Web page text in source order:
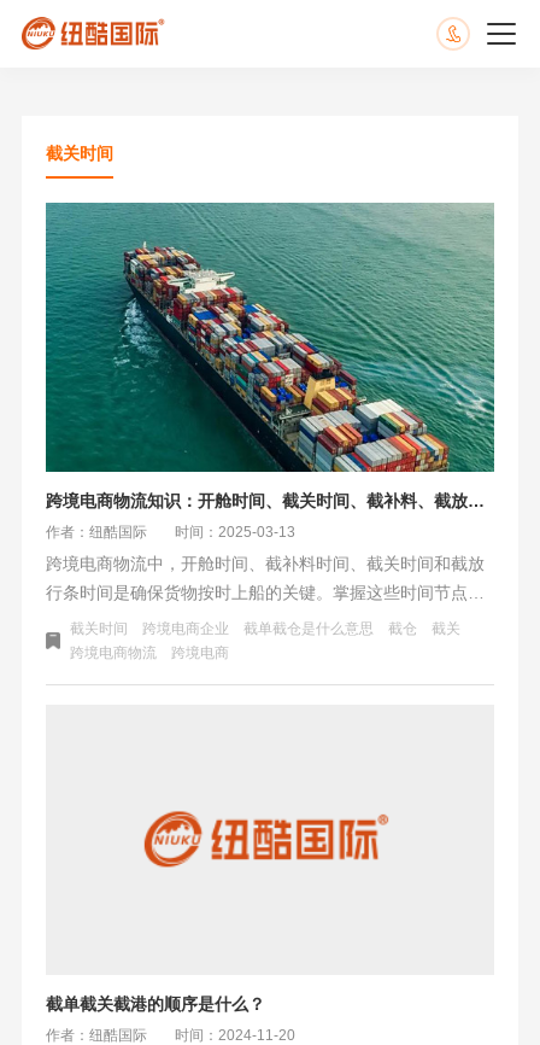
截关时间
跨境电商物流知识：开舱时间、截关时间、截补料、截放行条全解析
作者：纽酷国际 时间：2025-03-13
跨境电商物流中，开舱时间、截补料时间、截关时间和截放
行条时间是确保货物按时上船的关键。掌握这些时间节点的
定义、逻辑关系及应对策略，对避免滞箱滞港费用至关重
要。建议卖家建立物流节点跟踪表，并与货代保持沟通，以
确保物流顺畅。
截关时间 跨境电商企业 截单截仓是什么意思 截仓
截关
跨境电商物流
跨境电商
截单截关截港的顺序是什么？
作者：纽酷国际 时间：2024-11-20